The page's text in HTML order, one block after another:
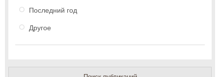
Последний год
Другое